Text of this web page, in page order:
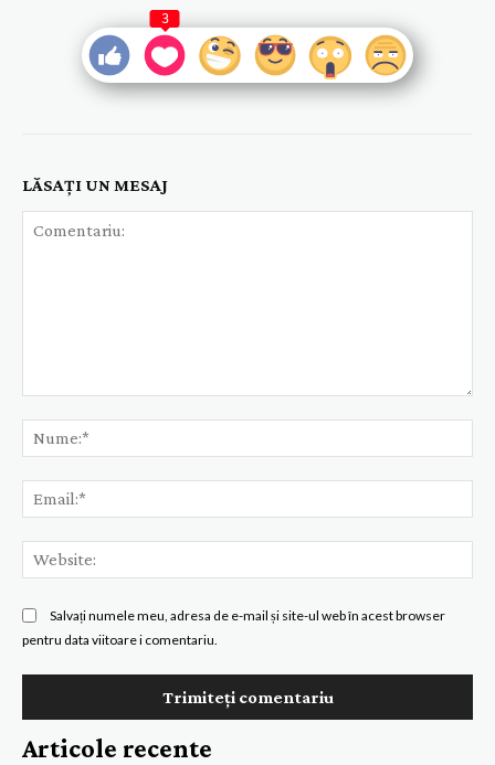
3
LĂSAȚI UN MESAJ
Salvați numele meu, adresa de e-mail și site-ul web în acest browser
pentru data viitoare i comentariu.
Articole recente